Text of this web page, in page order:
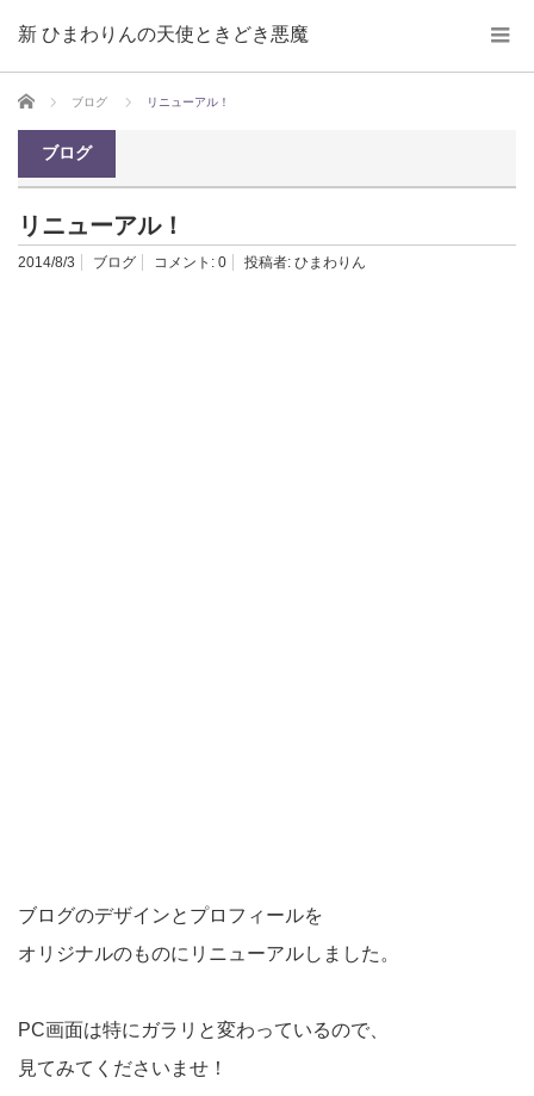
新 ひまわりんの天使ときどき悪魔
ホーム ブログ リニューアル！
ブログ
リニューアル！
2014/8/3 ブログ コメント: 0 投稿者: ひまわりん
ブログのデザインとプロフィールを
オリジナルのものにリニューアルしました。
PC画面は特にガラリと変わっているので、
見てみてくださいませ！